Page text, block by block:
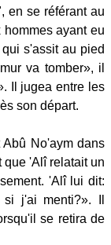
en se référant au
ayant eu
s'assit au pied
va tomber», il
Il jugea entre les
son départ.
No'aym dans
'Alî relatait un
'Alî lui dit:
j'ai menti?». Il
se retira de